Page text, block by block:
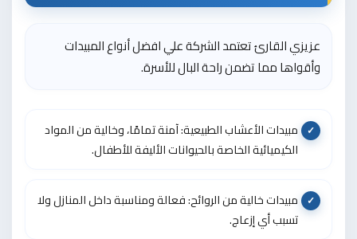
عزيزي القارئ تعتمد الشركة علي افضل أنواع المبيدات
وأقواها مما تضمن راحة البال للأسرة.
مبيدات الأعشاب الطبيعية: آمنة تمامًا، وخالية من المواد
الكيميائية الخاصة بالحيوانات الأليفة للأطفال.
مبيدات خالية من الروائح: فعالة ومناسبة داخل المنازل ولا
تسبب أي إزعاج.